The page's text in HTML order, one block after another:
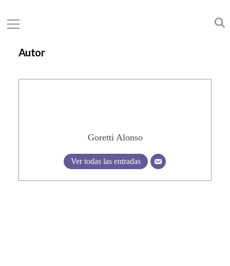
Autor
Goretti Alonso
Ver todas las entradas